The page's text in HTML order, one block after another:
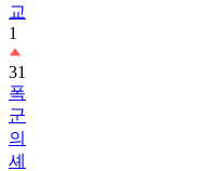
교
1
31
폭
군
의
셰